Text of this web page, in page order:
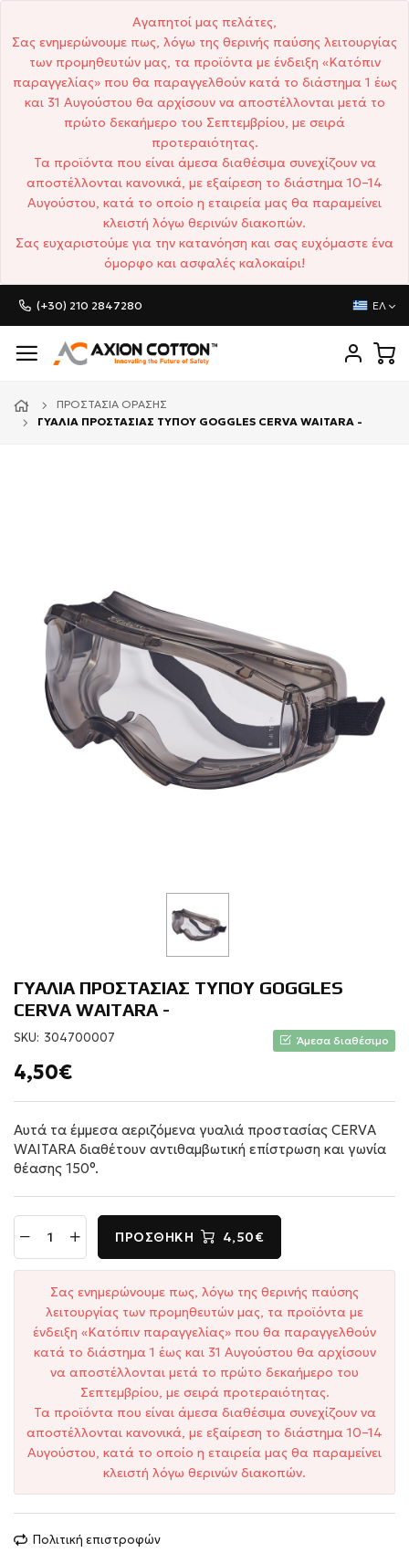
Αγαπητοί μας πελάτες,
Σας ενημερώνουμε πως, λόγω της θερινής παύσης λειτουργίας
των προμηθευτών μας, τα προϊόντα με ένδειξη «Κατόπιν
παραγγελίας» που θα παραγγελθούν κατά το διάστημα 1 έως
και 31 Αυγούστου θα αρχίσουν να αποστέλλονται μετά το
πρώτο δεκαήμερο του Σεπτεμβρίου, με σειρά
προτεραιότητας.
Τα προϊόντα που είναι άμεσα διαθέσιμα συνεχίζουν να
αποστέλλονται κανονικά, με εξαίρεση το διάστημα 10–14
Αυγούστου, κατά το οποίο η εταιρεία μας θα παραμείνει
κλειστή λόγω θερινών διακοπών.
Σας ευχαριστούμε για την κατανόηση και σας ευχόμαστε ένα
όμορφο και ασφαλές καλοκαίρι!
(+30) 210 2847280 ΕΛ
ΠΡΟΣΤΑΣΊΑ ΌΡΑΣΗΣ
ΓΥΑΛΙΑ ΠΡΟΣΤΑΣΙΑΣ ΤΥΠΟΥ GOGGLES CERVA WAITARA -
ΓΥΑΛΙΑ ΠΡΟΣΤΑΣΙΑΣ ΤΥΠΟΥ GOGGLES
CERVA WAITARA -
SKU: 304700007 Άμεσα διαθέσιμο
4,50€
Αυτά τα έμμεσα αεριζόμενα γυαλιά προστασίας CERVA
WAITARA διαθέτουν αντιθαμβωτική επίστρωση και γωνία
θέασης 150°.
ΠΡΟΣΘΉΚΗ 4,50€
Σας ενημερώνουμε πως, λόγω της θερινής παύσης
λειτουργίας των προμηθευτών μας, τα προϊόντα με
ένδειξη «Κατόπιν παραγγελίας» που θα παραγγελθούν
κατά το διάστημα 1 έως και 31 Αυγούστου θα αρχίσουν
να αποστέλλονται μετά το πρώτο δεκαήμερο του
Σεπτεμβρίου, με σειρά προτεραιότητας.
Τα προϊόντα που είναι άμεσα διαθέσιμα συνεχίζουν να
αποστέλλονται κανονικά, με εξαίρεση το διάστημα 10–14
Αυγούστου, κατά το οποίο η εταιρεία μας θα παραμείνει
κλειστή λόγω θερινών διακοπών.
Πολιτική επιστροφών